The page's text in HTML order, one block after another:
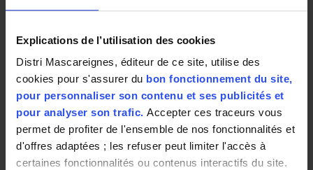
Explications de l’utilisation des cookies
Distri Mascareignes, éditeur de ce site, utilise des
cookies pour s'assurer du bon fonctionnement du site,
pour personnaliser son contenu et ses publicités et
pour analyser son trafic. Accepter ces traceurs vous
permet de profiter de l'ensemble de nos fonctionnalités et
d'offres adaptées ; les refuser peut limiter l'accès à
certaines fonctionnalités ou contenus interactifs du site.
CATISFACTIONS
Friandises au
fromage pour
chat et chaton
60g
CROQUETTE
RICHES VIANDES
ECO+-10KG
CROQUETTES
BOEUF POULET
FOIE
400G(1045570)